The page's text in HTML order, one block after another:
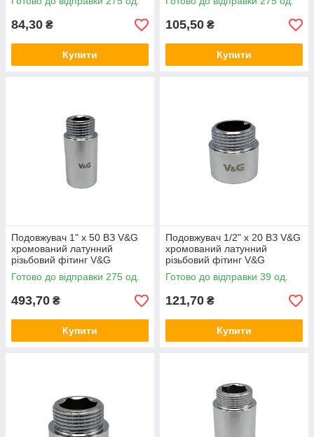
водопостачання та опалення
84,30 ₴
Купити
водопостачання та опалення
105,50 ₴
Купити
Подовжувач 1" x 50 ВЗ V&G
хромований латунний
різьбовий фітинг V&G
(VALOGIN) для
водопостачання та опалення
Готово до відправки 275 од.
493,70 ₴
Купити
Подовжувач 1/2" x 20 ВЗ V&G
хромований латунний
різьбовий фітинг V&G
(VALOGIN) для
водопостачання та опалення
Готово до відправки 39 од.
121,70 ₴
Купити